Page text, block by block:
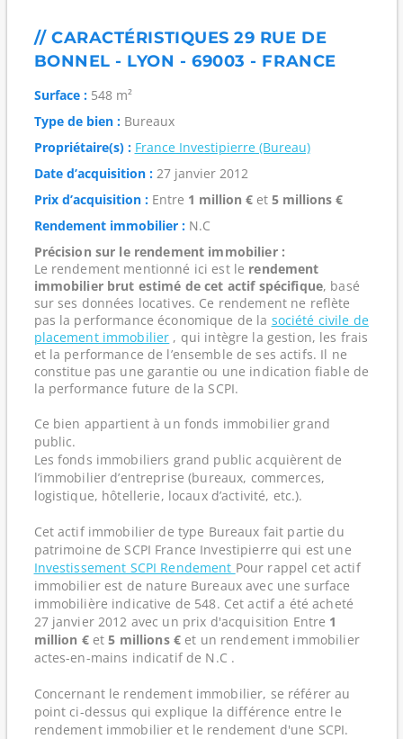
// CARACTÉRISTIQUES 29 RUE DE
BONNEL - LYON - 69003 - FRANCE
Surface :548 m²
Type de bien :Bureaux
Propriétaire(s) : France Investipierre (Bureau)
Date d’acquisition :27 janvier 2012
Prix d’acquisition :Entre 1 million €et 5 millions €
Rendement immobilier :N.C
Précision sur le rendement immobilier :
Le rendement mentionné ici est le rendement
immobilier brut estimé de cet actif spécifique, basé
sur ses données locatives. Ce rendement ne reflète
pas la performance économique de la société civile de
placement immobilier , qui intègre la gestion, les frais
et la performance de l’ensemble de ses actifs. Il ne
constitue pas une garantie ou une indication fiable de
la performance future de la SCPI.
Ce bien appartient à un fonds immobilier grand
public.
Les fonds immobiliers grand public acquièrent de
l’immobilier d’entreprise (bureaux, commerces,
logistique, hôtellerie, locaux d’activité, etc.).
Cet actif immobilier de type Bureaux fait partie du
patrimoine de SCPI France Investipierre qui est une
Investissement SCPI Rendement Pour rappel cet actif
immobilier est de nature Bureaux avec une surface
immobilière indicative de 548. Cet actif a été acheté
27 janvier 2012 avec un prix d'acquisition Entre 1
million €et5 millions € et un rendement immobilier
actes-en-mains indicatif de N.C .
Concernant le rendement immobilier, se référer au
point ci-dessus qui explique la différence entre le
rendement immobilier et le rendement d'une SCPI.